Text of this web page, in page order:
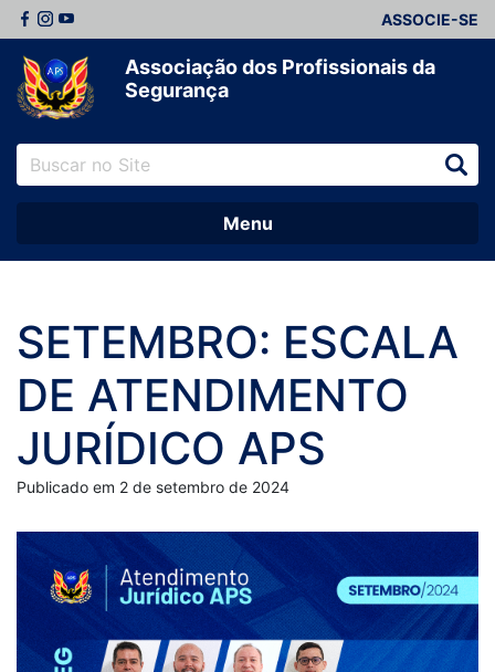
ASSOCIE-SE
Associação dos Profissionais da
Segurança
Menu
SETEMBRO: ESCALA
DE ATENDIMENTO
JURÍDICO APS
Publicado em 2 de setembro de 2024